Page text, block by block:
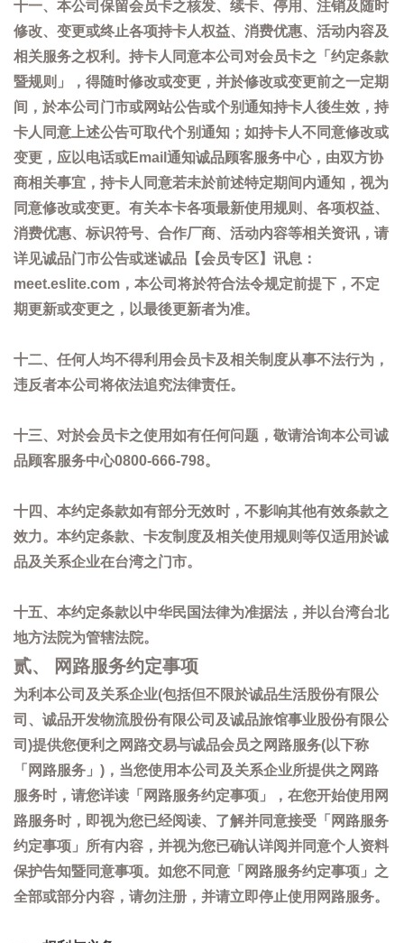
十一、本公司保留会员卡之核发、续卡、停用、注销及随时
修改、变更或终止各项持卡人权益、消费优惠、活动内容及
相关服务之权利。持卡人同意本公司对会员卡之「约定条款
暨规则」，得随时修改或变更，并於修改或变更前之一定期
间，於本公司门市或网站公告或个别通知持卡人後生效，持
卡人同意上述公告可取代个别通知；如持卡人不同意修改或
变更，应以电话或Email通知诚品顾客服务中心，由双方协
商相关事宜，持卡人同意若未於前述特定期间内通知，视为
同意修改或变更。有关本卡各项最新使用规则、各项权益、
消费优惠、标识符号、合作厂商、活动内容等相关资讯，请
详见诚品门市公告或迷诚品【会员专区】讯息：
meet.eslite.com，本公司将於符合法令规定前提下，不定
期更新或变更之，以最後更新者为准。
十二、任何人均不得利用会员卡及相关制度从事不法行为，
违反者本公司将依法追究法律责任。
十三、对於会员卡之使用如有任何问题，敬请洽询本公司诚
品顾客服务中心0800-666-798。
十四、本约定条款如有部分无效时，不影响其他有效条款之
效力。本约定条款、卡友制度及相关使用规则等仅适用於诚
品及关系企业在台湾之门市。
十五、本约定条款以中华民国法律为准据法，并以台湾台北
地方法院为管辖法院。
贰、 网路服务约定事项
为利本公司及关系企业(包括但不限於诚品生活股份有限公
司、诚品开发物流股份有限公司及诚品旅馆事业股份有限公
司)提供您便利之网路交易与诚品会员之网路服务(以下称
「网路服务」)，当您使用本公司及关系企业所提供之网路
服务时，请您详读「网路服务约定事项」，在您开始使用网
路服务时，即视为您已经阅读、了解并同意接受「网路服务
约定事项」所有内容，并视为您已确认详阅并同意个人资料
保护告知暨同意事项。如您不同意「网路服务约定事项」之
全部或部分内容，请勿注册，并请立即停止使用网路服务。